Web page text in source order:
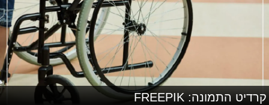
קרדיט התמונה: FREEPIK